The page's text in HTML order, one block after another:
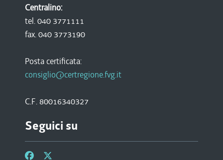
Centralino:
tel. 040 3771111
fax. 040 3773190
Posta certificata:
consiglio@certregione.fvg.it
C.F. 80016340327
Seguici su